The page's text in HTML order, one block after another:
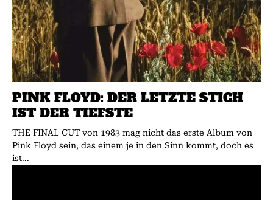
PINK FLOYD: DER LETZTE STICH
IST DER TIEFSTE
THE FINAL CUT von 1983 mag nicht das erste Album von
Pink Floyd sein, das einem je in den Sinn kommt, doch es
ist...